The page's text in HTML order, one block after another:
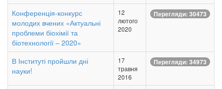
Конференція-конкурс
молодих вчених «Актуальні
проблеми біохімії та
біотехнології – 2020»
12
лютого
2020
Перегляди: 30473
В Інституті пройшли дні
науки!
17
травня
2016
Перегляди: 34973